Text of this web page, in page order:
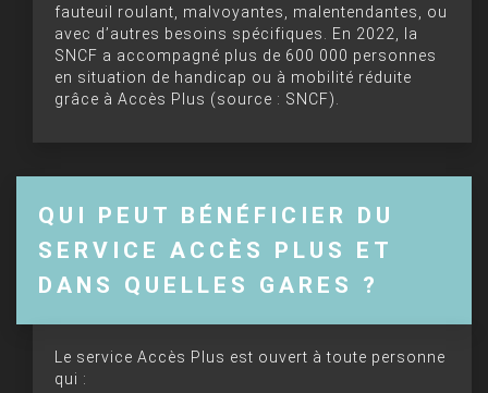
fauteuil roulant, malvoyantes, malentendantes, ou
avec d’autres besoins spécifiques. En 2022, la
SNCF a accompagné plus de 600 000 personnes
en situation de handicap ou à mobilité réduite
grâce à Accès Plus (source : SNCF).
QUI PEUT BÉNÉFICIER DU
SERVICE ACCÈS PLUS ET
DANS QUELLES GARES ?
Le service Accès Plus est ouvert à toute personne
qui :